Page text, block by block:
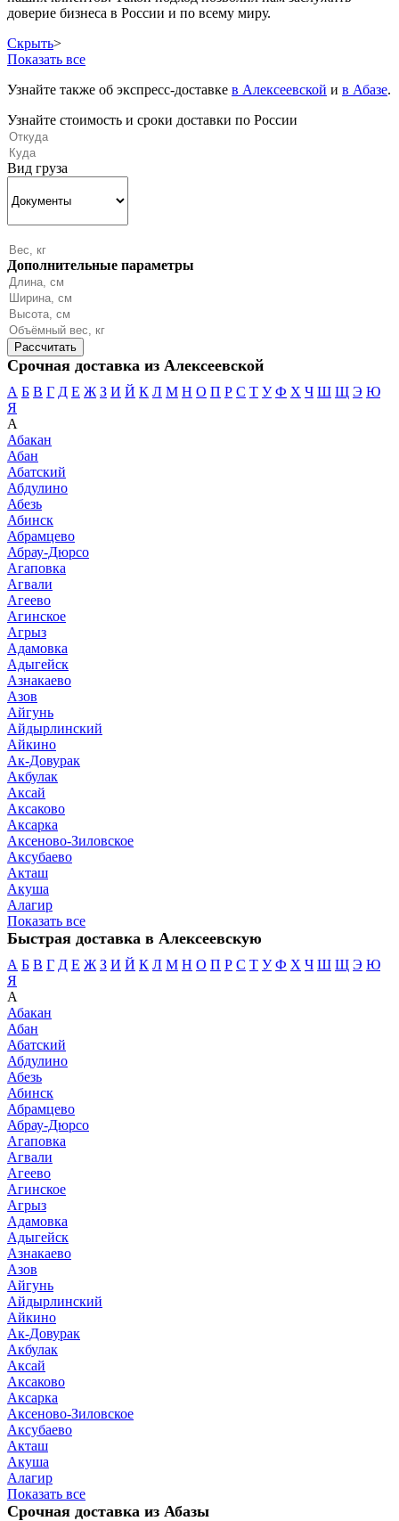
доверие бизнеса в России и по всему миру.
Скрыть>
Показать все
Узнайте также об экспресс-доставке в Алексеевской и в Абазе.
Узнайте стоимость и сроки доставки по России
Вид груза
Дополнительные параметры
Срочная доставка из Алексеевской
А Б В Г Д Е Ж З И Й К Л М Н О П Р С Т У Ф Х Ч Ш Щ Э Ю
Я
А
Абакан
Абан
Абатский
Абдулино
Абезь
Абинск
Абрамцево
Абрау-Дюрсо
Агаповка
Агвали
Агеево
Агинское
Агрыз
Адамовка
Адыгейск
Азнакаево
Азов
Айгунь
Айдырлинский
Айкино
Ак-Довурак
Акбулак
Аксай
Аксаково
Аксарка
Аксеново-Зиловское
Аксубаево
Акташ
Акуша
Алагир
Показать все
Быстрая доставка в Алексеевскую
А Б В Г Д Е Ж З И Й К Л М Н О П Р С Т У Ф Х Ч Ш Щ Э Ю
Я
А
Абакан
Абан
Абатский
Абдулино
Абезь
Абинск
Абрамцево
Абрау-Дюрсо
Агаповка
Агвали
Агеево
Агинское
Агрыз
Адамовка
Адыгейск
Азнакаево
Азов
Айгунь
Айдырлинский
Айкино
Ак-Довурак
Акбулак
Аксай
Аксаково
Аксарка
Аксеново-Зиловское
Аксубаево
Акташ
Акуша
Алагир
Показать все
Срочная доставка из Абазы